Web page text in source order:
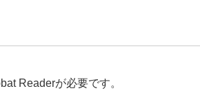
Readerが必要です。